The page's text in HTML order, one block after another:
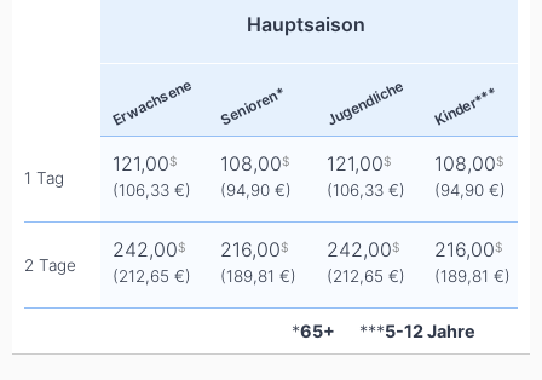
Hauptsaison
Erwachsene Senioren* Jugendliche Kinder***
1 Tag
121,00$
(106,33 €)
108,00$
(94,90 €)
121,00$
(106,33 €)
108,00$
(94,90 €)
2 Tage
242,00$
(212,65 €)
216,00$
(189,81 €)
242,00$
(212,65 €)
216,00$
(189,81 €)
*65+ ***5-12 Jahre